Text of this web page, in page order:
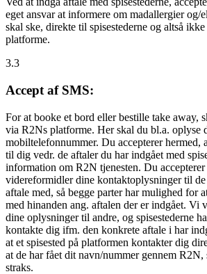
eget ansvar at informere om madallergier og/
skal ske, direkte til spisestederne og altså
platforme.
3.3
Accept af SMS:
For at booke et bord eller bestille take away,
via R2Ns platforme. Her skal du bl.a. oplyse
mobiltelefonnummer. Du accepterer hermed,
til dig vedr. de aftaler du har indgået med
information om R2N tjenesten. Du
videreformidler dine kontaktoplysninger til de
aftale med, så begge parter har mulighed for
med hinanden ang. aftalen der er indgået. Vi
dine oplysninger til andre, og spisestederne
kontakte dig ifm. den konkrete aftale i har
at et spisested på platformen kontakter dig
at de har fået dit navn/nummer gennem
straks.